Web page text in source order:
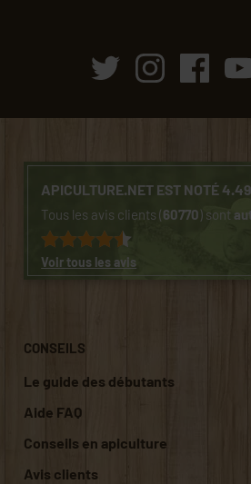
APICULTURE.NET EST NOTÉ
Tous les avis clients (60770) sont
Voir tous les avis
CONSEILS
Le guide des débutants
Aide FAQ
Conseils en apiculture
Avis clients